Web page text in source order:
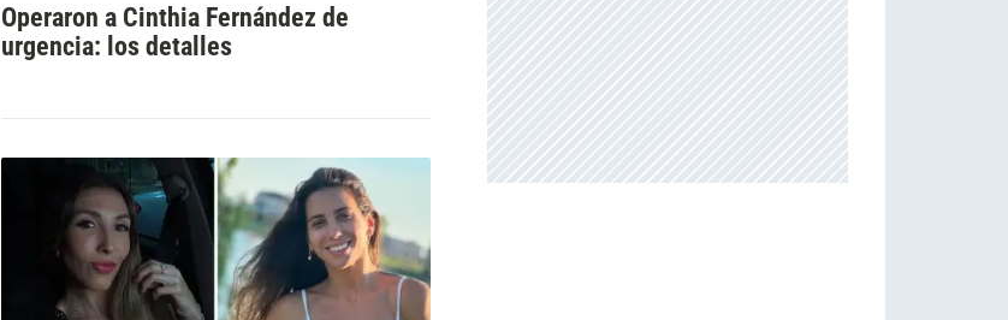
Operaron a Cinthia Fernández de
urgencia: los detalles